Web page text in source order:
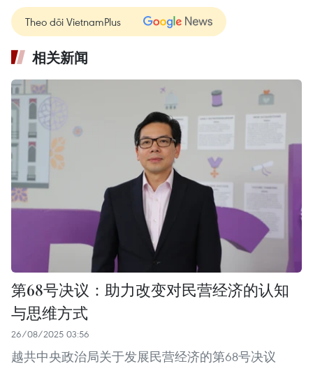
Theo dõi VietnamPlus
相关新闻
第68号决议：助力改变对民营经济的认知
与思维方式
26/08/2025 03:56
越共中央政治局关于发展民营经济的第68号决议